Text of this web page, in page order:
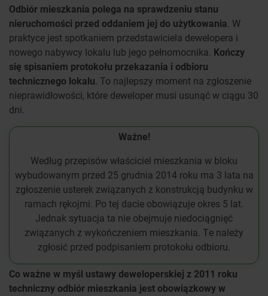
Odbiór mieszkania polega na sprawdzeniu stanu
nieruchomości przed oddaniem jej do użytkowania. W
praktyce jest spotkaniem przedstawiciela dewelopera i
nowego nabywcy lokalu lub jego pełnomocnika. Kończy
się spisaniem protokołu przekazania i odbioru
technicznego lokalu. To najlepszy moment na zgłoszenie
nieprawidłowości, które deweloper musi usunąć w ciągu 30
dni.
Ważne!
Według przepisów właściciel mieszkania w bloku
wybudowanym przed 25 grudnia 2014 roku ma 3 lata na
zgłoszenie usterek związanych z konstrukcją budynku w
ramach rękojmi. Po tej dacie obowiązuje okres 5 lat.
Jednak sytuacja ta nie obejmuje niedociągnięć
związanych z wykończeniem mieszkania. Te należy
zgłosić przed podpisaniem protokołu odbioru.
Co ważne w myśl ustawy deweloperskiej z 2011 roku
techniczny odbiór mieszkania jest obowiązkowy w